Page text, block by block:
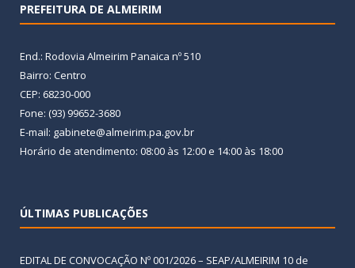
PREFEITURA DE ALMEIRIM
End.: Rodovia Almeirim Panaica nº 510
Bairro: Centro
CEP: 68230-000
Fone: (93) 99652-3680
E-mail: gabinete@almeirim.pa.gov.br
Horário de atendimento: 08:00 às 12:00 e 14:00 às 18:00
ÚLTIMAS PUBLICAÇÕES
EDITAL DE CONVOCAÇÃO Nº 001/2026 – SEAP/ALMEIRIM 10 de